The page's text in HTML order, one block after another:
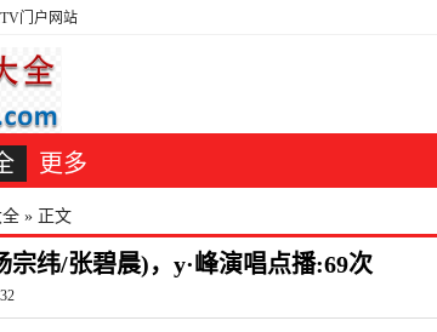
门户网站
更多
» 正文
宗纬/张碧晨)，y·峰演唱点播:69次